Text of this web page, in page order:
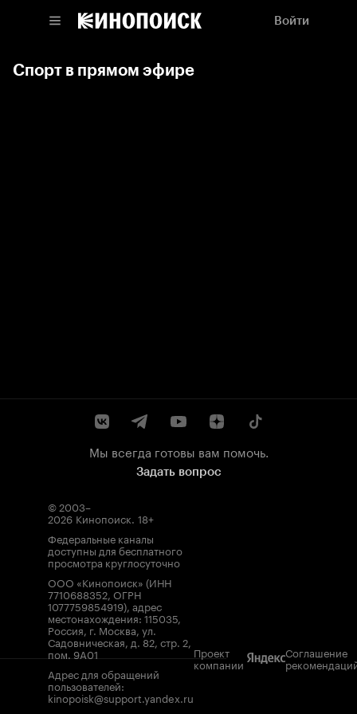
Войти
Спорт в прямом эфире
Мы всегда готовы вам помочь.
Задать вопрос
© 2003–
2026 Кинопоиск. 18+
Федеральные каналы
доступны для бесплатного
просмотра круглосуточно
ООО «Кинопоиск» (ИНН
7710688352, ОГРН
1077759854919), адрес
местонахождения: 115035,
Россия, г. Москва, ул.
Садовническая, д. 82, стр. 2,
пом. 9А01
Адрес для обращений
пользователей:
kinopoisk@support.yandex.ru
Проект
компании
Соглашение